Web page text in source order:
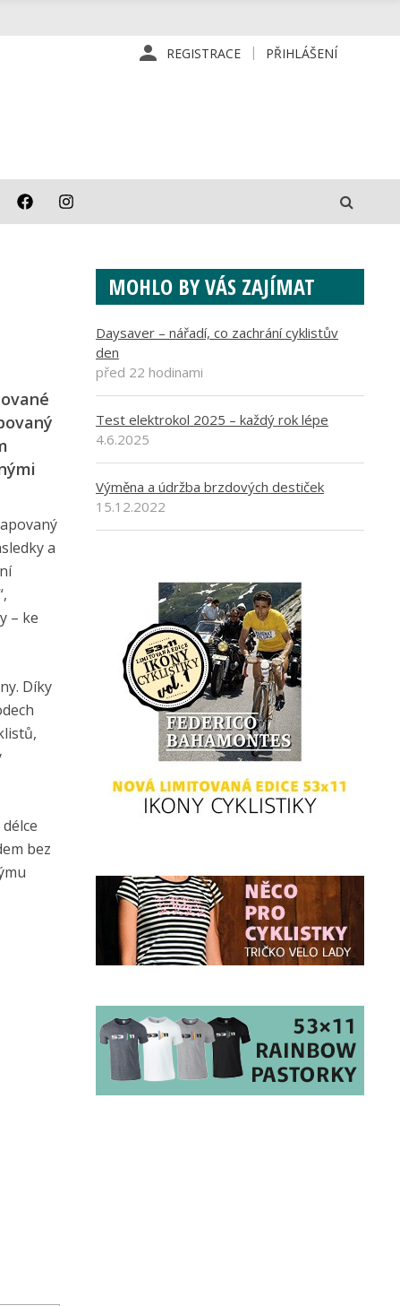
REGISTRACE PŘIHLÁŠENÍ
a
– ke
Díky
bez
MOHLO BY VÁS ZAJÍMAT
Daysaver – nářadí, co zachrání cyklistův
den
před 22 hodinami
Test elektrokol 2025 – každý rok lépe
4.6.2025
Výměna a údržba brzdových destiček
15.12.2022